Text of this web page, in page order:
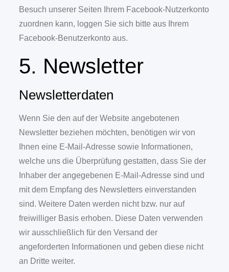
Besuch unserer Seiten Ihrem Facebook-Nutzerkonto
zuordnen kann, loggen Sie sich bitte aus Ihrem
Facebook-Benutzerkonto aus.
5. Newsletter
Newsletterdaten
Wenn Sie den auf der Website angebotenen
Newsletter beziehen möchten, benötigen wir von
Ihnen eine E-Mail-Adresse sowie Informationen,
welche uns die Überprüfung gestatten, dass Sie der
Inhaber der angegebenen E-Mail-Adresse sind und
mit dem Empfang des Newsletters einverstanden
sind. Weitere Daten werden nicht bzw. nur auf
freiwilliger Basis erhoben. Diese Daten verwenden
wir ausschließlich für den Versand der
angeforderten Informationen und geben diese nicht
an Dritte weiter.